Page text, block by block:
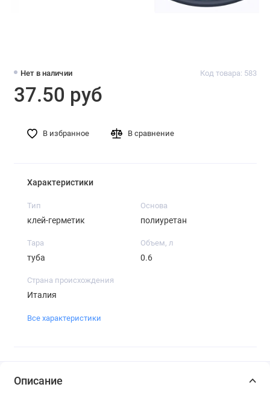
Нет в наличии Код товара: 583
37.50 руб
В избранное В сравнение
Характеристики
Тип
клей-герметик
Основа
полиуретан
Тара
туба
Объем, л
0.6
Страна происхождения
Италия
Все характеристики
Описание